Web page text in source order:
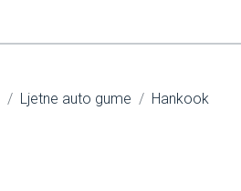
Ljetne auto gume Hankook